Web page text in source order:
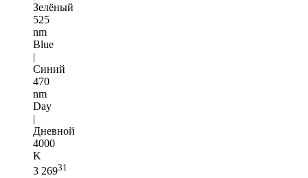
Зелёный
525
nm
Blue
|
Синий
470
nm
Day
|
Дневной
4000
K
3 26931